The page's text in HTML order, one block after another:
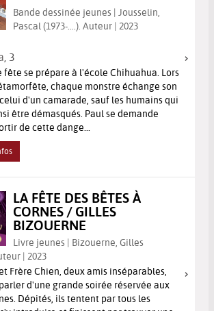
Bande dessinée jeunes | Jousselin,
Pascal (1973-....). Auteur | 2023
, 3
fête se prépare à l'école Chihuahua. Lors
chaque monstre échange son
d'un camarade, sauf les humains qui
être démasqués. Paul se demande
de cette dange...
LA FÊTE DES BÊTES À
CORNES / GILLES
BIZOUERNE
Livre jeunes | Bizouerne, Gilles
| 2023
Frère Chien, deux amis inséparables,
d'une grande soirée réservée aux
Dépités, ils tentent par tous les